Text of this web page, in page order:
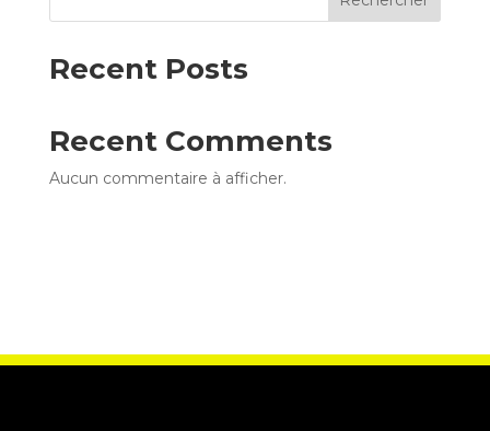
Recent Posts
Recent Comments
Aucun commentaire à afficher.